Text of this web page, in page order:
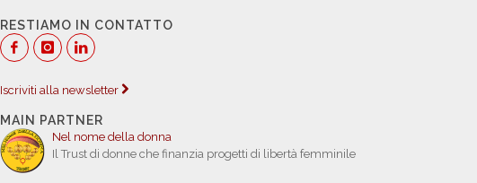
RESTIAMO IN CONTATTO
Iscriviti alla newsletter
MAIN PARTNER
Nel nome della donna
Il Trust di donne che finanzia progetti di libertà femminile